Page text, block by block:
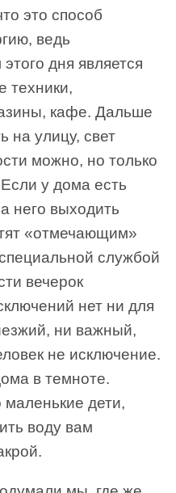
это способ
ведь
дня является
техники,
кафе. Дальше
на улицу, свет
можно, но только
у дома есть
него выходить
«отмечающим»
службой
вечерок
нет ни для
ни важный,
не исключение.
в темноте.
маленькие дети,
воду вам